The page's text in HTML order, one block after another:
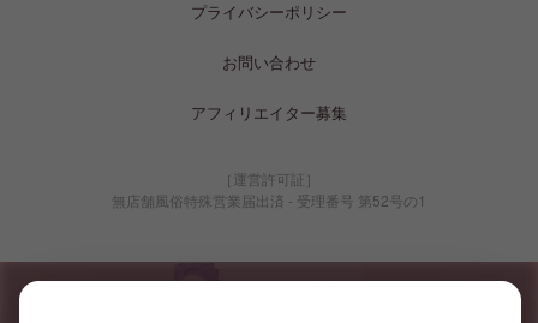
プライバシーポリシー
お問い合わせ
アフィリエイター募集
［運営許可証］
無店舗風俗特殊営業届出済 - 受理番号 第52号の1